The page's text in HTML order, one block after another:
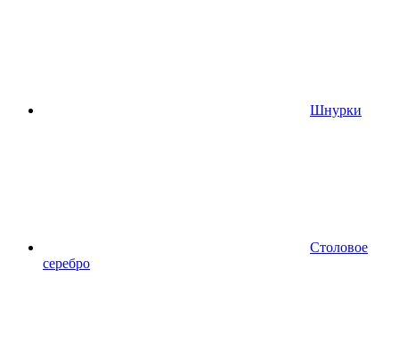
Шнурки
Столовое
серебро